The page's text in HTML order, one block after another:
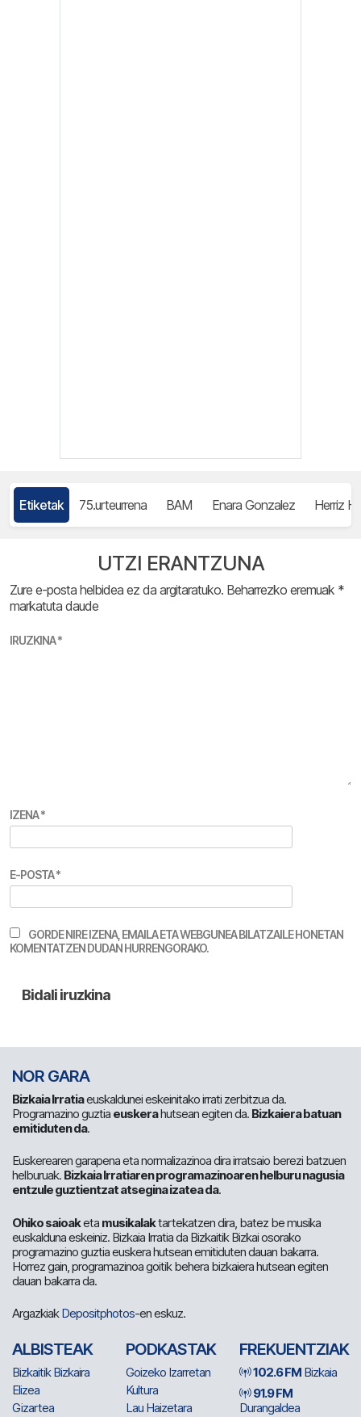
Etiketak 75.urteurrena BAM Enara Gonzalez Herriz
UTZI ERANTZUNA
Zure e-posta helbidea ez da argitaratuko. Beharrezko eremuak *
markatuta daude
IRUZKINA*
IZENA*
E-POSTA*
GORDE NIRE IZENA, EMAILA ETA WEBGUNEA BILATZAILE HONETAN
KOMENTATZEN DUDAN HURRENGORAKO.
NOR GARA
Bizkaia Irratiaeuskaldunei eskeinitako irrati zerbitzua da.
Programazino guztia euskerahutsean egiten da. Bizkaiera batuan
emitiduten da.
Euskerearen garapena eta normalizazinoa dira irratsaio berezi batzuen
helburuak. Bizkaia Irratiaren programazinoaren helburu nagusia
entzule guztientzat atsegina izatea da.
Ohiko saioaketa musikalaktartekatzen dira, batez be musika
euskalduna eskeiniz. Bizkaia Irratia da Bizkaitik Bizkai osorako
programazino guztia euskera hutsean emitiduten dauan bakarra.
Horrez gain, programazinoa goitik behera bizkaiera hutsean egiten
dauan bakarra da.
ArgazkiakDepositphotos-en eskuz.
ALBISTEAK
Bizkaitik Bizkaira
Elizea
Gizartea
PODKASTAK
Goizeko Izarretan
Kultura
Lau Haizetara
FREKUENTZIAK
102.6 FM Bizkaia
91.9 FM
Durangaldea